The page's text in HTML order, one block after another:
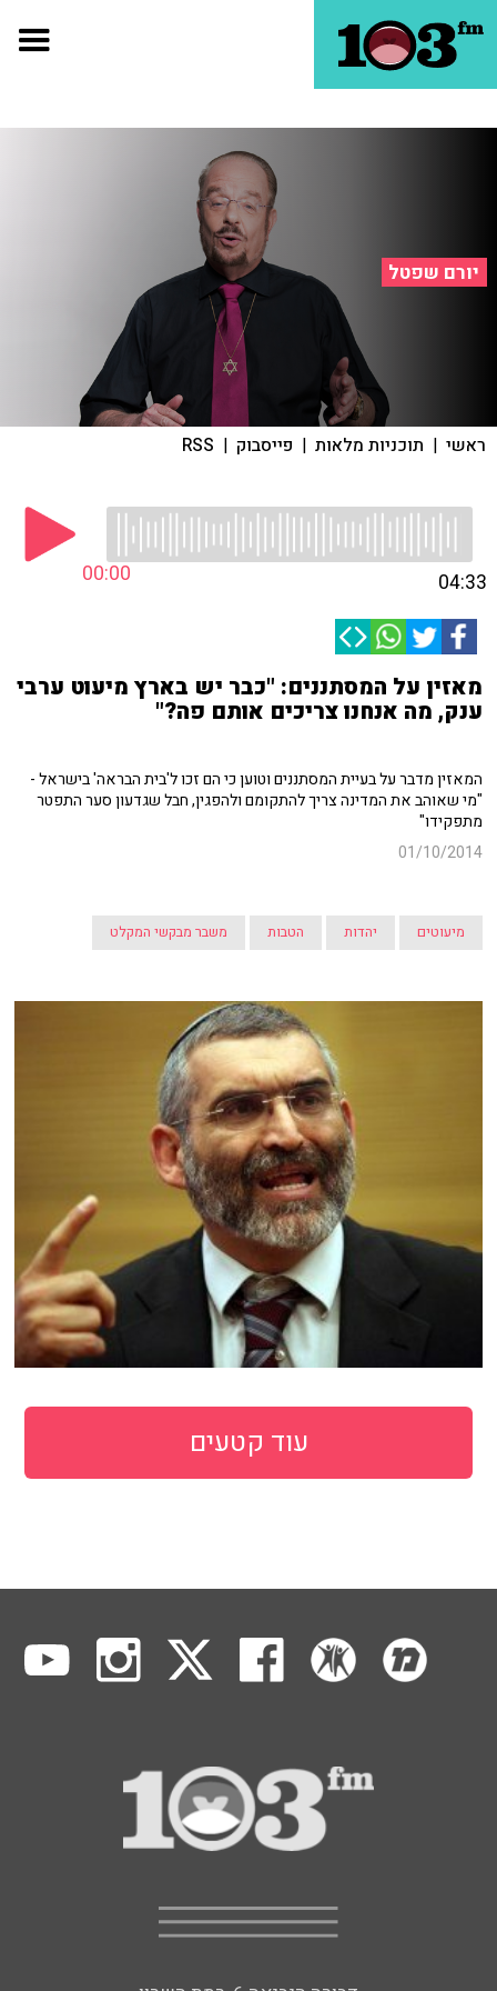
יורם שפטל
ראשי | תוכניות מלאות | פייסבוק |
RSS
00:00 04:33
מאזין על המסתננים: "כבר יש בארץ מיעוט ערבי
ענק, מה אנחנו צריכים אותם פה?"
המאזין מדבר על בעיית המסתננים וטוען כי הם זכו ל'בית הבראה' בישראל -
"מי שאוהב את המדינה צריך להתקומם ולהפגין, חבל שגדעון סער התפטר
מתפקידו"
01/10/2014
מיעוטים יהדות הטבות משבר מבקשי המקלט
עוד קטעים